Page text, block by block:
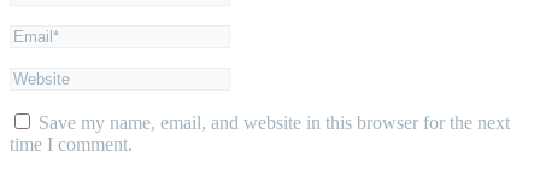
Save my name, email, and website in this browser for the next
time I comment.